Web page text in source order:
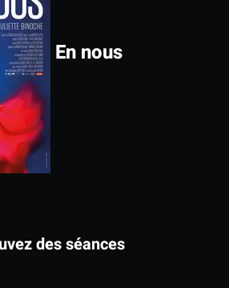
En nous
des séances